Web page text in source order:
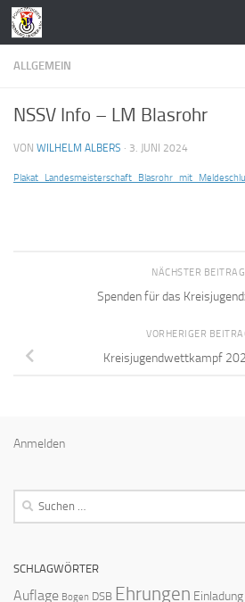
Zum Inhalt springen
ALLGEMEIN
NSSV Info – LM Blasrohr
VON WILHELM ALBERS · 3. JUNI 2024
NÄCHSTER BEITRAG
Spenden für das
VORHERIGER
Kreisjugendwettkampf
Anmelden
Suchen
SCHLAGWÖRTER
Auflage Bogen DSB Ehrungen Einladung